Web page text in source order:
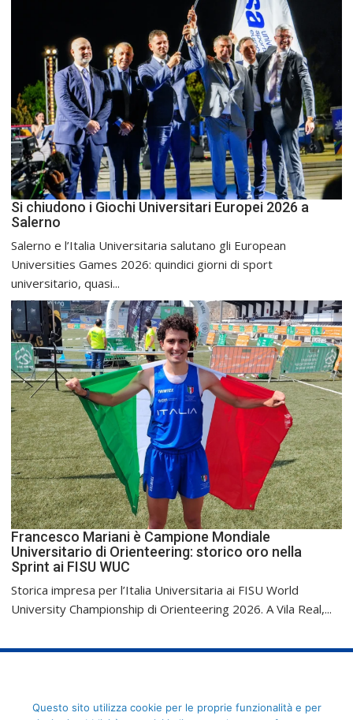
Si chiudono i Giochi Universitari Europei 2026 a
Salerno
Salerno e l’Italia Universitaria salutano gli European
Universities Games 2026: quindici giorni di sport
universitario, quasi...
Francesco Mariani è Campione Mondiale
Universitario di Orienteering: storico oro nella
Sprint ai FISU WUC
Storica impresa per l’Italia Universitaria ai FISU World
University Championship di Orienteering 2026. A Vila Real,...
FederCUSI: Federazione Italiana dello Sport Universitario - Via
Questo sito utilizza cookie per le proprie funzionalità e per